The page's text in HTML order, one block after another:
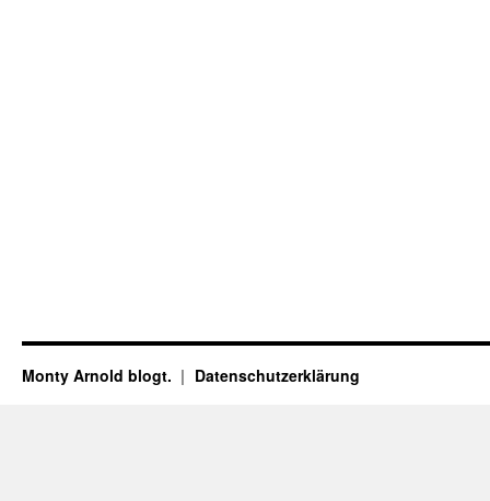
Monty Arnold blogt. Datenschutz­erklärung